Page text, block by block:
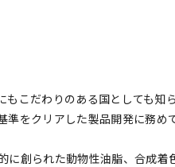
もこだわりのある国としても知
をクリアした製品開発に務め
創られた動物性油脂、合成